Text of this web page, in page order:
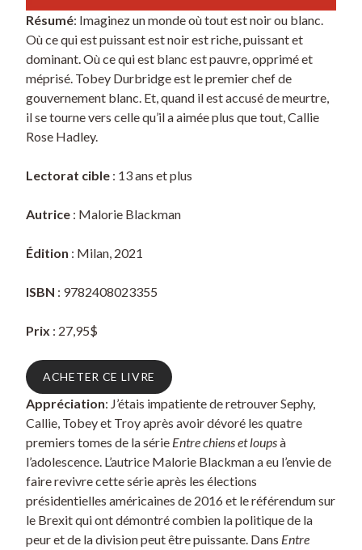
Résumé: Imaginez un monde où tout est noir ou blanc.
Où ce qui est puissant est noir est riche, puissant et
dominant. Où ce qui est blanc est pauvre, opprimé et
méprisé. Tobey Durbridge est le premier chef de
gouvernement blanc. Et, quand il est accusé de meurtre,
il se tourne vers celle qu’il a aimée plus que tout, Callie
Rose Hadley.
Lectorat cible : 13 ans et plus
Autrice : Malorie Blackman
Édition : Milan, 2021
ISBN : 9782408023355
Prix : 27,95$
ACHETER CE LIVRE
Appréciation: J’étais impatiente de retrouver Sephy,
Callie, Tobey et Troy après avoir dévoré les quatre
premiers tomes de la série Entre chiens et loupsà
l’adolescence. L’autrice Malorie Blackman a eu l’envie de
faire revivre cette série après les élections
présidentielles américaines de 2016 et le référendum sur
le Brexit qui ont démontré combien la politique de la
peur et de la division peut être puissante. Dans Entre